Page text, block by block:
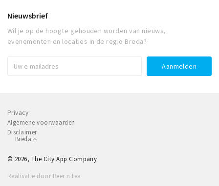
Nieuwsbrief
Wil je op de hoogte gehouden worden van nieuws,
evenementen en locaties in de regio Breda?
Privacy
Algemene voorwaarden
Disclaimer
Breda
© 2026, The City App Company
Realisatie door Beer n tea